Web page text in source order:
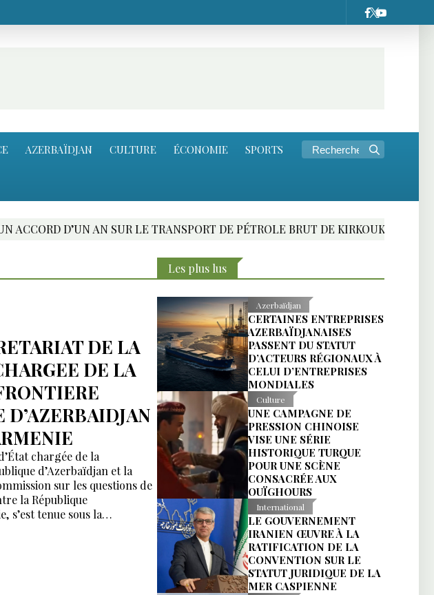
AZERBAÏDJAN CULTURE ÉCONOMIE SPORTS
D’UN AN SUR LE TRANSPORT DE PÉTROLE BRUT DE KIRKOUK
DE LA
DE LA
chargée de la
d’Azerbaïdjan et la
sur les questions de
la République
s’est tenue sous la
Les plus lus
Azerbaïdjan
CERTAINES ENTREPRISES
AZERBAÏDJANAISES
PASSENT DU STATUT
D’ACTEURS RÉGIONAUX À
CELUI D’ENTREPRISES
MONDIALES
Culture
UNE CAMPAGNE DE
PRESSION CHINOISE
VISE UNE SÉRIE
HISTORIQUE TURQUE
POUR UNE SCÈNE
CONSACRÉE AUX
OUÏGHOURS
International
LE GOUVERNEMENT
IRANIEN ŒUVRE À LA
RATIFICATION DE LA
CONVENTION SUR LE
STATUT JURIDIQUE DE LA
MER CASPIENNE